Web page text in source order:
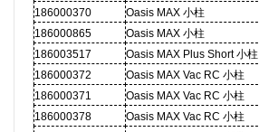
186000370
Oasis MAX 小柱
186000865
Oasis MAX 小柱
186003517
Oasis MAX Plus Short小柱
186000372
Oasis MAX Vac RC 小柱
186000371
Oasis MAX Vac RC 小柱
186000378
Oasis MAX Vac RC 小柱